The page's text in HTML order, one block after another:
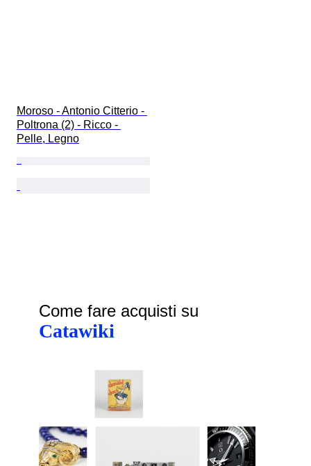
Moroso - Antonio Citterio -
Poltrona (2) - Ricco -
Pelle, Legno
Come fare acquisti su
Catawiki